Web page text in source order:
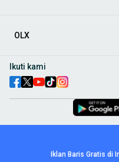
berbagai pilihan
ingin meningkatkan
Spare Part Mobil
part mobiloriginal
berbagai komponen
OLX! Tersedia
OLX
Ikuti kami
Iklan Baris Gratis di